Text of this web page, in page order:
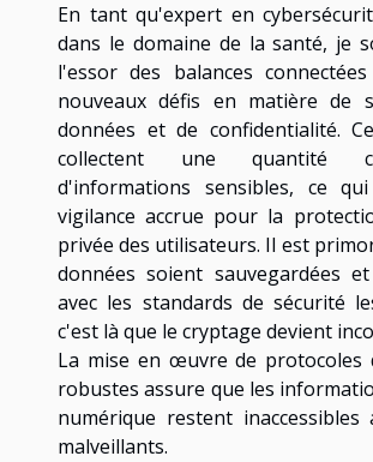
En tant qu'expert en
dans le domaine de la santé, je
l'essor des balances
nouveaux défis en matière de
données et de confidentialité.
collectent une quantité
d'informations sensibles, ce
vigilance accrue pour la
privée des utilisateurs. Il est
données soient sauvegardées
avec les standards de sécurité
c'est là que le cryptage devient
La mise en œuvre de protocoles
robustes assure que les
numérique restent inaccessibles
malveillants.